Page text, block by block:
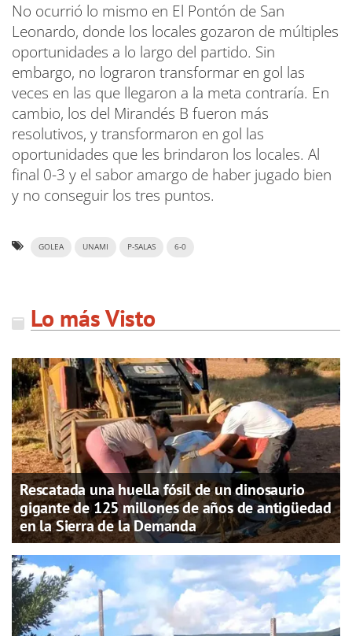
No ocurrió lo mismo en El Pontón de San
Leonardo, donde los locales gozaron de múltiples
oportunidades a lo largo del partido. Sin
embargo, no lograron transformar en gol las
veces en las que llegaron a la meta contraría. En
cambio, los del Mirandés B fueron más
resolutivos, y transformaron en gol las
oportunidades que les brindaron los locales. Al
final 0-3 y el sabor amargo de haber jugado bien
y no conseguir los tres puntos.
GOLEA UNAMI P-SALAS 6-0
Lo más Visto
Rescatada una huella fósil de un dinosaurio
gigante de 125 millones de años de antigüedad
en la Sierra de la Demanda